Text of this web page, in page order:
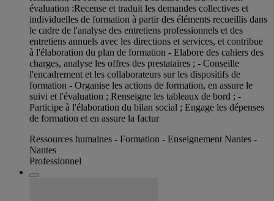
évaluation :Recense et traduit les demandes collectives et
individuelles de formation à partir des éléments recueillis dans
le cadre de l'analyse des entretiens professionnels et des
entretiens annuels avec les directions et services, et contribue
à l'élaboration du plan de formation - Elabore des cahiers des
charges, analyse les offres des prestataires ; - Conseille
l'encadrement et les collaborateurs sur les dispositifs de
formation - Organise les actions de formation, en assure le
suivi et l'évaluation ; Renseigne les tableaux de bord ; -
Participe à l'élaboration du bilan social ; Engage les dépenses
de formation et en assure la factur
Ressources humaines - Formation - Enseignement Nantes -
Nantes
Professionnel